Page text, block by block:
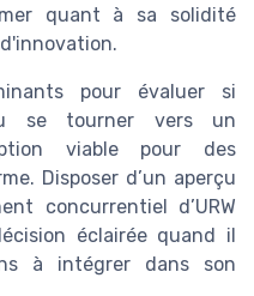
quant à sa solidité
pour évaluer si
se tourner vers un
viable pour des
Disposer d’un aperçu
concurrentiel d’URW
éclairée quand il
à intégrer dans son